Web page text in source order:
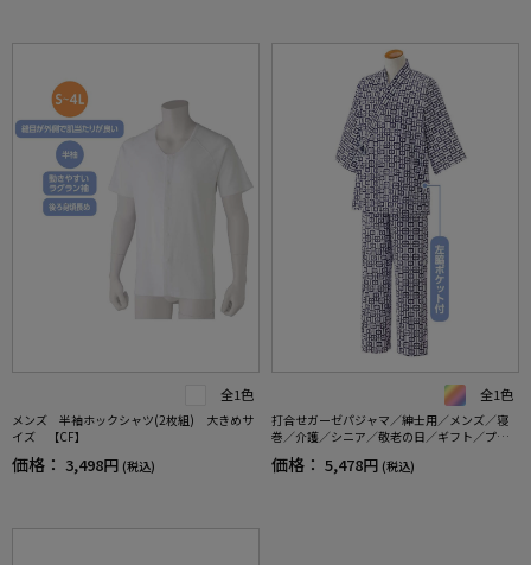
全1色
メンズ 半袖ホックシャツ(2枚組) 大きめサ
イズ 【CF】
価格： 3,498円 (税込)
全1色
打合せガーゼパジャマ／紳士用／メンズ／寝
巻／介護／シニア／敬老の日／ギフト／プレ
ゼント 【CF】
価格： 5,478円 (税込)